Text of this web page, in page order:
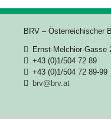
BRV – Österreichischer
Ernst-Melchior-Gasse
+43 (0)1/504 72 89
+43 (0)1/504 72 89-99
brv@brv.at